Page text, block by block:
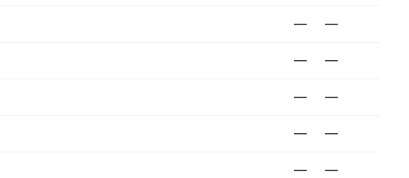
— —
— —
— —
— —
— —